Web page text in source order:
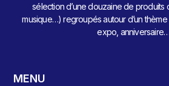
sélection d’une douzaine de produits
musique…) regroupés autour d’un thème
expo,
MENU